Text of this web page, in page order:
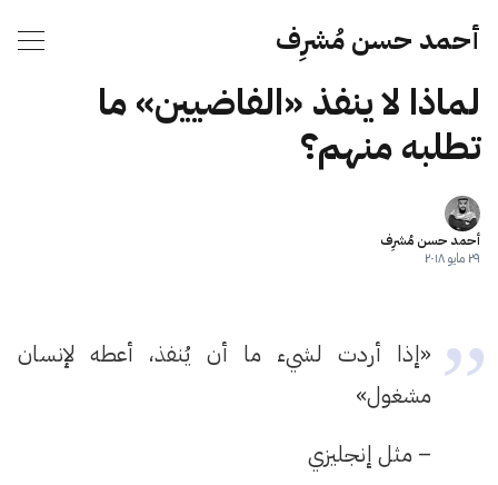
أحمد حسن مُشرِف
لماذا لا ينفذ «الفاضيين» ما
تطلبه منهم؟
أحمد حسن مُشرِف
٢٩ مايو ٢٠١٨
«إذا أردت لشيء ما أن يُنفذ، أعطه لإنسان
مشغول»
– مثل إنجليزي